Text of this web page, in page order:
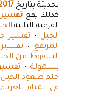
تحديثة بتاريخ
كذلك يقع تفسير
الفرعية التالية
الجبل • تفسير
المرتفع •
السقوط من
بسهولة •
حلم صعود الجبل
في المنام للعزباء